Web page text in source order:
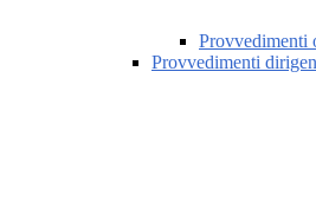
Provvedimenti
Provvedimenti